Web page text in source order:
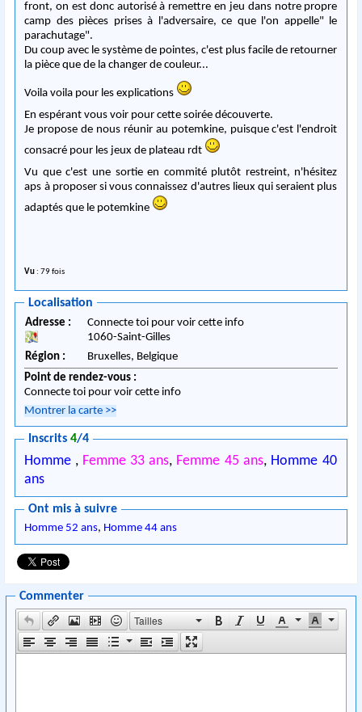
front, on est donc autorisé à remettre en jeu dans notre propre
camp des pièces prises à l'adversaire, ce que l'on appelle" le
parachutage".
Du coup avec le système de pointes, c'est plus facile de retourner
la pièce que de la changer de couleur...
Voila voila pour les explications
En espérant vous voir pour cette soirée découverte.
Je propose de nous réunir au potemkine, puisque c'est l'endroit
consacré pour les jeux de plateau rdt
Vu que c'est une sortie en commité plutôt restreint, n'hésitez
aps à proposer si vous connaissez d'autres lieux qui seraient plus
adaptés que le potemkine
Vu : 79 fois
Localisation
Adresse :
Connecte toi pour voir cette info
1060-Saint-Gilles
Région :
Bruxelles, Belgique
Point de rendez-vous :
Connecte toi pour voir cette info
Montrer la carte >>
Inscrits4/4
Homme , Femme 33 ans, Femme 45 ans, Homme 40
ans
Ont mis à suivre
Homme 52 ans, Homme 44 ans
Commenter
Tailles